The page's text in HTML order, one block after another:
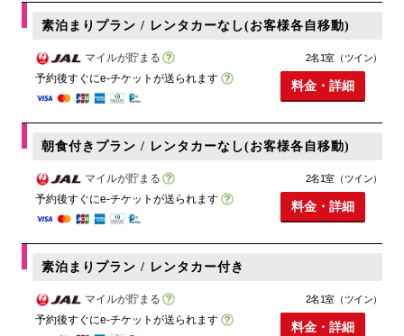
素泊まりプラン / レンタカーなし(お客様各自移動)
マイルが貯まる
予約後すぐにe-チケットが送られます
2名1室（ツイン）
料金・詳細
朝食付きプラン / レンタカーなし(お客様各自移動)
マイルが貯まる
予約後すぐにe-チケットが送られます
2名1室（ツイン）
料金・詳細
素泊まりプラン / レンタカー付き
マイルが貯まる
予約後すぐにe-チケットが送られます
2名1室（ツイン）
料金・詳細